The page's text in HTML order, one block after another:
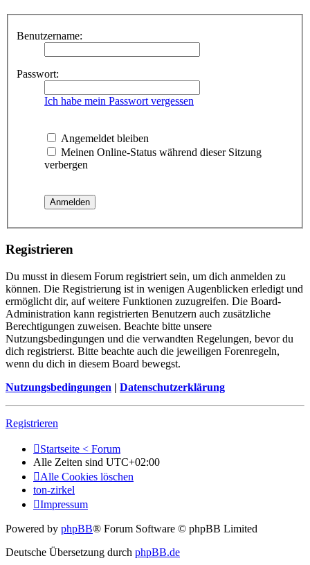
Benutzername:
Passwort:
Ich habe mein Passwort vergessen
Angemeldet bleiben
Meinen Online-Status während dieser Sitzung
verbergen
Registrieren
Du musst in diesem Forum registriert sein, um dich anmelden zu
können. Die Registrierung ist in wenigen Augenblicken erledigt und
ermöglicht dir, auf weitere Funktionen zuzugreifen. Die Board-
Administration kann registrierten Benutzern auch zusätzliche
Berechtigungen zuweisen. Beachte bitte unsere
Nutzungsbedingungen und die verwandten Regelungen, bevor du
dich registrierst. Bitte beachte auch die jeweiligen Forenregeln,
wenn du dich in diesem Board bewegst.
Nutzungsbedingungen | Datenschutzerklärung
Registrieren
Startseite < Forum
Alle Zeiten sind UTC+02:00
Alle Cookies löschen
ton-zirkel
Impressum
Powered by phpBB® Forum Software © phpBB Limited
Deutsche Übersetzung durch phpBB.de